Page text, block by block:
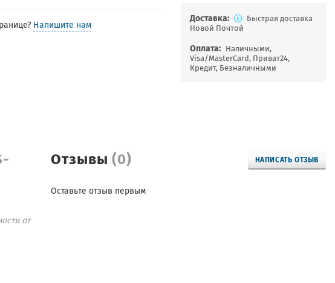
Напишите нам
Доставка:
Быстрая доставка
Новой Почтой
Оплата: Наличными,
Visa/MasterCard, Приват24,
Кредит, Безналичными
Отзывы(0) НАПИСАТЬ ОТЗЫВ
Оставьте отзыв первым
от